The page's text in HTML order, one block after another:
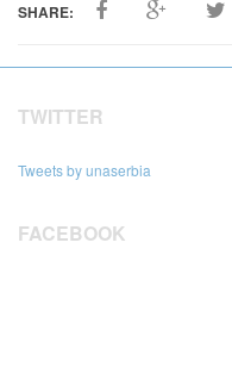
SHARE:
TWITTER
Tweets by unaserbia
FACEBOOK